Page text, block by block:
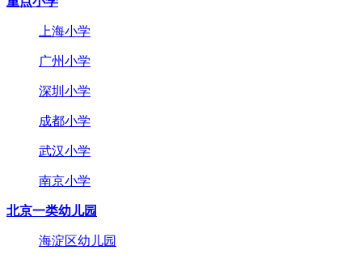
上海小学
广州小学
深圳小学
成都小学
武汉小学
南京小学
北京一类幼儿园
海淀区幼儿园